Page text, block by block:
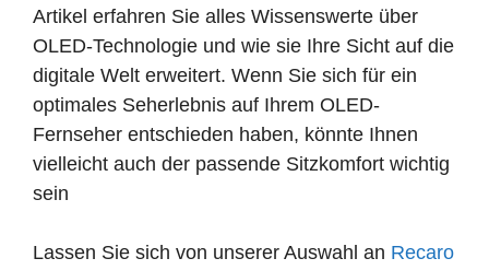
Artikel erfahren Sie alles Wissenswerte über
OLED-Technologie und wie sie Ihre Sicht auf die
digitale Welt erweitert. Wenn Sie sich für ein
optimales Seherlebnis auf Ihrem OLED-
Fernseher entschieden haben, könnte Ihnen
vielleicht auch der passende Sitzkomfort wichtig
sein
Lassen Sie sich von unserer Auswahl an Recaro